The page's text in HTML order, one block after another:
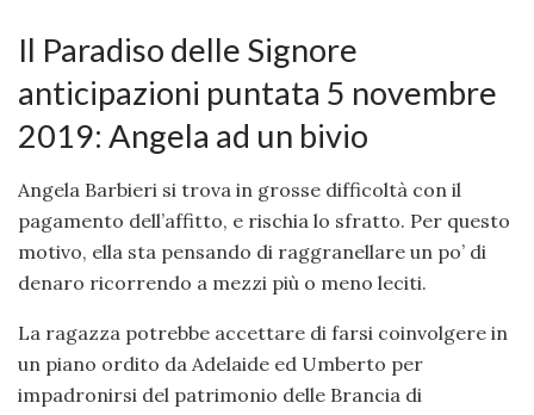
Il Paradiso delle Signore
anticipazioni puntata 5 novembre
2019: Angela ad un bivio
Angela Barbieri si trova in grosse difficoltà con il
pagamento dell’affitto, e rischia lo sfratto. Per questo
motivo, ella sta pensando di raggranellare un po’ di
denaro ricorrendo a mezzi più o meno leciti.
La ragazza potrebbe accettare di farsi coinvolgere in
un piano ordito da Adelaide ed Umberto per
impadronirsi del patrimonio delle Brancia di